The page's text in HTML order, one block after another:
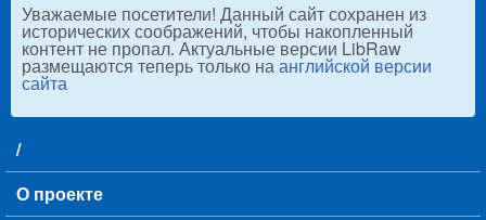
Уважаемые посетители! Данный сайт сохранен из
исторических соображений, чтобы накопленный
контент не пропал. Актуальные версии LibRaw
размещаются теперь только наанглийской версии
сайта
Main menu
/
О проекте